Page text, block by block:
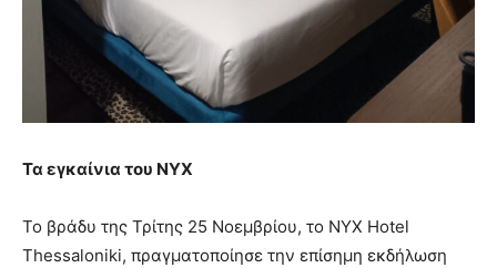
Τα εγκαίνια του NYX
Το βράδυ της Τρίτης 25 Νοεμβρίου, το NYX Hotel
Thessaloniki, πραγματοποίησε την επίσημη εκδήλωση